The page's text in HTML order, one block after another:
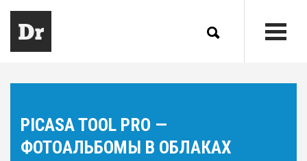
PICASA TOOL PRO —
ФОТОАЛЬБОМЫ В ОБЛАКАХ